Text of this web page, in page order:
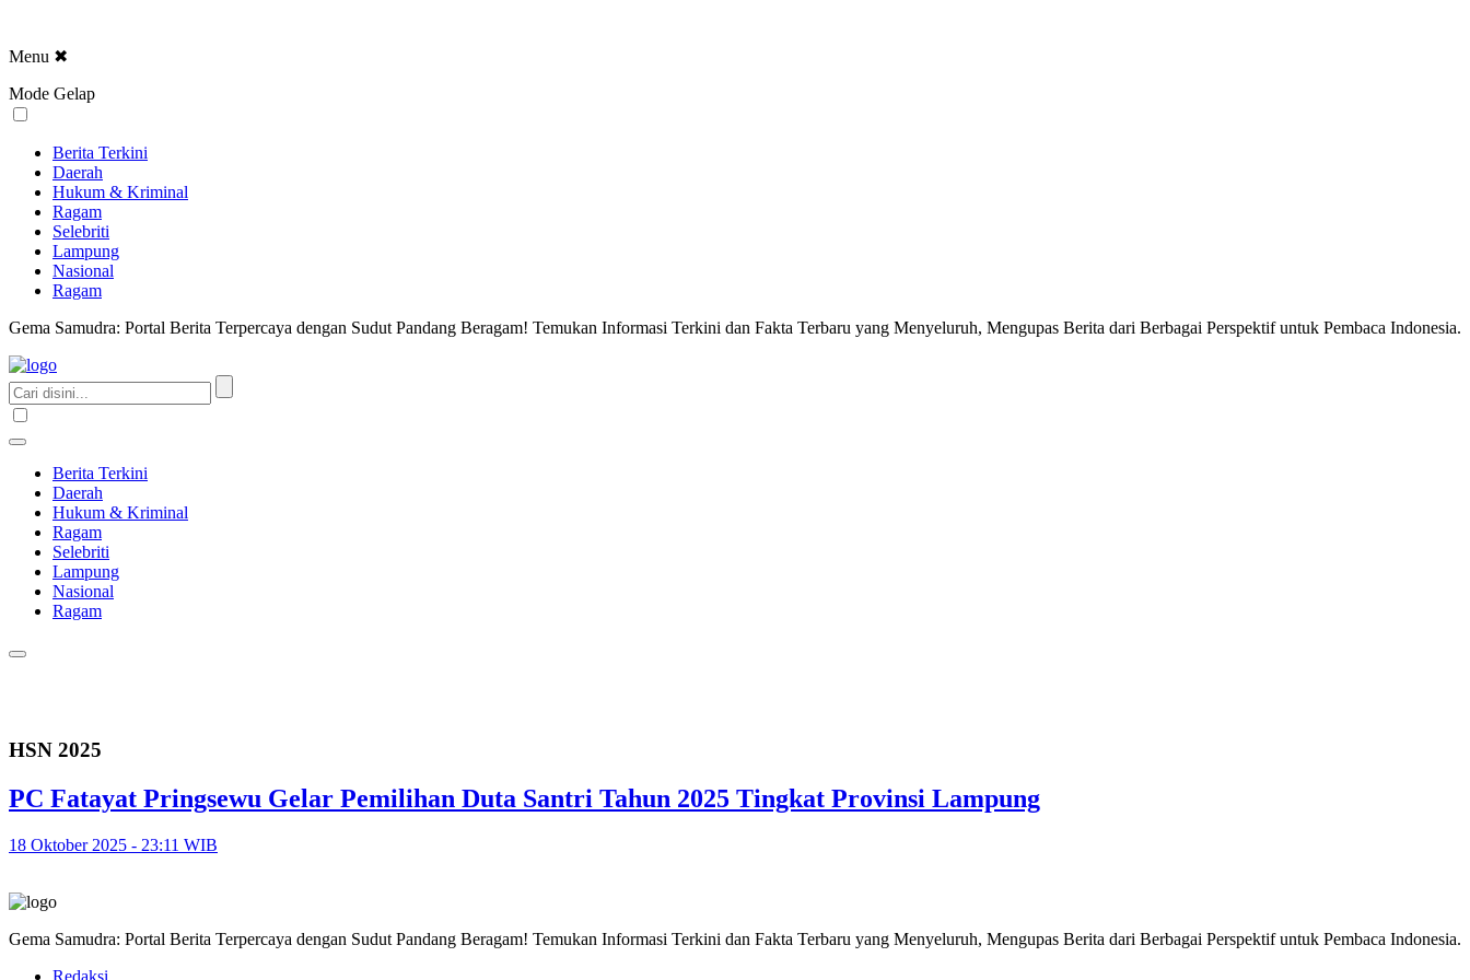
Menu ✖
Mode Gelap
Berita Terkini
Daerah
Hukum & Kriminal
Ragam
Selebriti
Lampung
Nasional
Ragam
Gema Samudra: Portal Berita Terpercaya dengan Sudut Pandang Beragam! Temukan Informasi Terkini dan Fakta Terbaru yang Menyeluruh, Mengupas Berita dari Berbagai Perspektif untuk Pembaca Indonesia.
Berita Terkini
Daerah
Hukum & Kriminal
Ragam
Selebriti
Lampung
Nasional
Ragam
HSN 2025
PC Fatayat Pringsewu Gelar Pemilihan Duta Santri Tahun 2025 Tingkat Provinsi Lampung
18 Oktober 2025 - 23:11 WIB
Gema Samudra: Portal Berita Terpercaya dengan Sudut Pandang Beragam! Temukan Informasi Terkini dan Fakta Terbaru yang Menyeluruh, Mengupas Berita dari Berbagai Perspektif untuk Pembaca Indonesia.
Redaksi